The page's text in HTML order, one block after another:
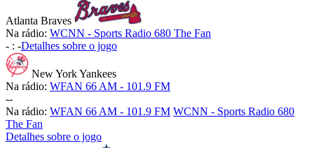
Atlanta Braves
Na rádio: WCNN - Sports Radio 680 The Fan
- : -Detalhes sobre o jogo
New York Yankees
Na rádio: WFAN 66 AM - 101.9 FM
--
Na rádio: WFAN 66 AM - 101.9 FM WCNN - Sports Radio 680
The Fan
Detalhes sobre o jogo